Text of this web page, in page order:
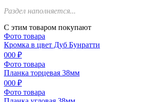
Раздел наполняется...
С этим товаром покупают
Фото товара
Кромка в цвет Дуб Бунратти
000 ₽
Фото товара
Планка торцевая 38мм
000 ₽
Фото товара